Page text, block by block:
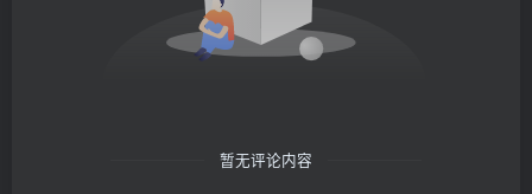
暂无评论内容